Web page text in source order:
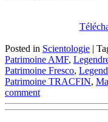
Posted in Scientologie |
Patrimoine AMF,
Patrimoine Fresco,
Patrimoine TRACFIN,
comment